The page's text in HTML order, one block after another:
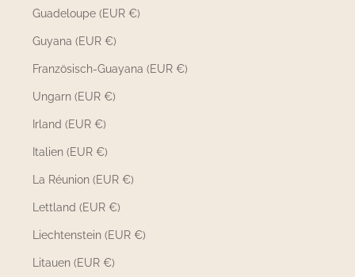
Guadeloupe (EUR €)
Guyana (EUR €)
Französisch-Guayana (EUR €)
Ungarn (EUR €)
Irland (EUR €)
Italien (EUR €)
La Réunion (EUR €)
Lettland (EUR €)
Liechtenstein (EUR €)
Litauen (EUR €)